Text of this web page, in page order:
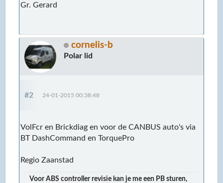
Gr. Gerard
cornelis-b
Polar lid
#2 24-01-2015 00:38:48
VolFcr en Brickdiag en voor de CANBUS auto's via
BT DashCommand en TorquePro
Regio Zaanstad
Voor ABS controller revisie kan je me een PB sturen,